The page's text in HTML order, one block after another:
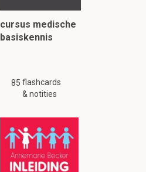
cursus medische
basiskennis
85 flashcards
& notities